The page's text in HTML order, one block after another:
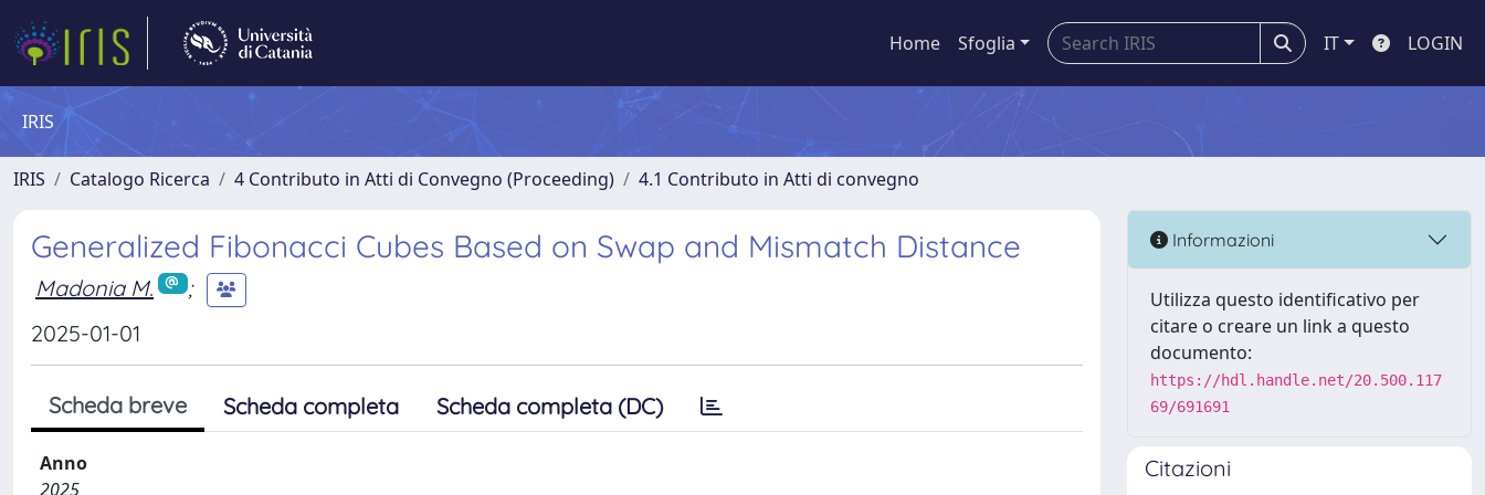
Home Sfoglia IT LOGIN
IRIS
IRIS Catalogo Ricerca 4 Contributo in Atti di Convegno (Proceeding) 4.1 Contributo in Atti di convegno
Generalized Fibonacci Cubes Based on Swap and Mismatch Distance
Madonia M.
;
2025-01-01
Scheda breve Scheda completa Scheda completa (DC)
Anno
2025
Informazioni
Utilizza questo identificativo per
citare o creare un link a questo
documento:
https://hdl.handle.net/20.500.117
69/691691
Citazioni